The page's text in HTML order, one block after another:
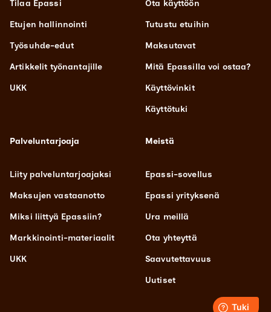
Tilaa Epassi
Etujen hallinnointi
Työsuhde-edut
Artikkelit työnantajille
UKK
Ota käyttöön
Tutustu etuihin
Maksutavat
Mitä Epassilla voi ostaa?
Käyttövinkit
Käyttötuki
Palveluntarjoaja
Liity palveluntarjoajaksi
Maksujen vastaanotto
Miksi liittyä Epassiin?
Markkinointi-materiaalit
UKK
Meistä
Epassi-sovellus
Epassi yrityksenä
Ura meillä
Ota yhteyttä
Saavutettavuus
Uutiset